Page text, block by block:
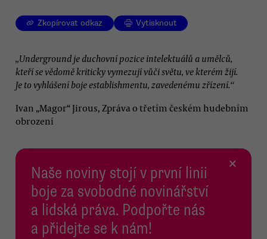
Zkopírovat odkaz Vytisknout
„Underground je duchovní pozice intelektuálů a umělců,
kteří se vědomě kriticky vymezují vůči světu, ve kterém žijí.
Je to vyhlášení boje establishmentu, zavedenému zřízení.“
Ivan „Magor“ Jirous, Zpráva o třetím českém hudebním
obrození
Naše noviny stojí v první linii
boje za svobodné novinářství
a lidská práva. Podpořte nás
a přidejte se k nám!
×